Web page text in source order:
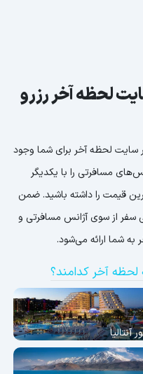
لحظه آخر رزرو
سایت لحظه آخر برای شما وجود
مسافرتی را با یکدیگر
قیمت را داشته باشید. ضمن
سفر از سوی آژانس مسافرتی و
به شما ارائه می‌شود.
لحظه آخر کدامند؟
آنتالیا